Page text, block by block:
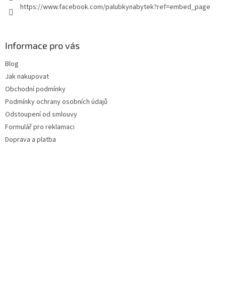
https://www.facebook.com/palubkynabytek?ref=embed_page
Informace pro vás
Blog
Jak nakupovat
Obchodní podmínky
Podmínky ochrany osobních údajů
Odstoupení od smlouvy
Formulář pro reklamaci
Doprava a platba